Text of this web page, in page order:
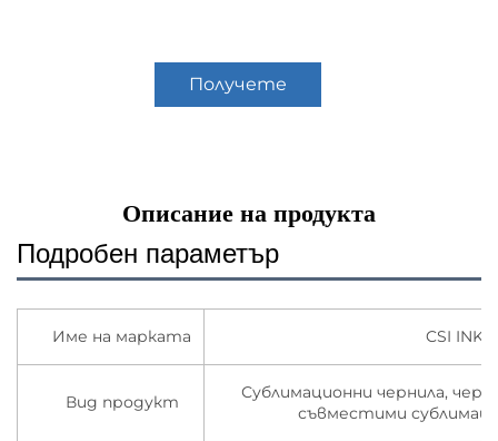
Получете
Описание на продукта
Подробен параметър
Име на марката CSI INK
Вид продукт
Сублимационни чернила,
съвместими